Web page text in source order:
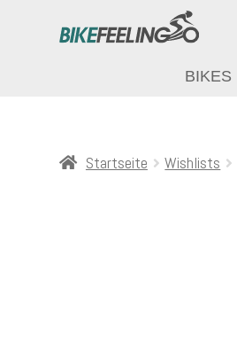
BIKES
Startseite Wishlists